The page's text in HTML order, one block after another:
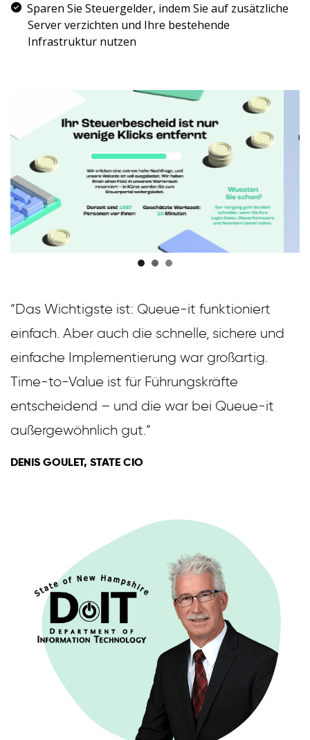
Sparen Sie Steuergelder, indem Sie auf zusätzliche
Server verzichten und Ihre bestehende
Infrastruktur nutzen
“Das Wichtigste ist: Queue-it funktioniert
einfach. Aber auch die schnelle, sichere und
einfache Implementierung war großartig.
Time-to-Value ist für Führungskräfte
entscheidend – und die war bei Queue-it
außergewöhnlich gut.”
DENIS GOULET, STATE CIO